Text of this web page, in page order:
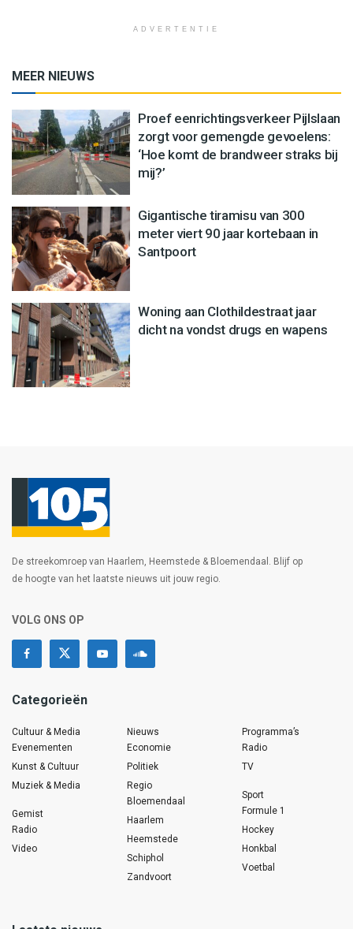
ADVERTENTIE
MEER NIEUWS
Proef eenrichtingsverkeer Pijlslaan
zorgt voor gemengde gevoelens:
‘Hoe komt de brandweer straks bij
mij?’
Gigantische tiramisu van 300
meter viert 90 jaar kortebaan in
Santpoort
Woning aan Clothildestraat jaar
dicht na vondst drugs en wapens
De streekomroep van Haarlem, Heemstede & Bloemendaal. Blijf op
de hoogte van het laatste nieuws uit jouw regio.
VOLG ONS OP
Categorieën
Cultuur & Media
Evenementen
Kunst & Cultuur
Muziek & Media
Gemist
Radio
Video
Nieuws
Economie
Politiek
Regio
Bloemendaal
Haarlem
Heemstede
Schiphol
Zandvoort
Programma’s
Radio
TV
Sport
Formule 1
Hockey
Honkbal
Voetbal